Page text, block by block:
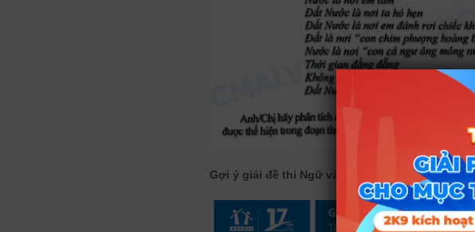
Gợi ý giải đề thi Ngữ văn Tốt nghiệp THPT 2024: